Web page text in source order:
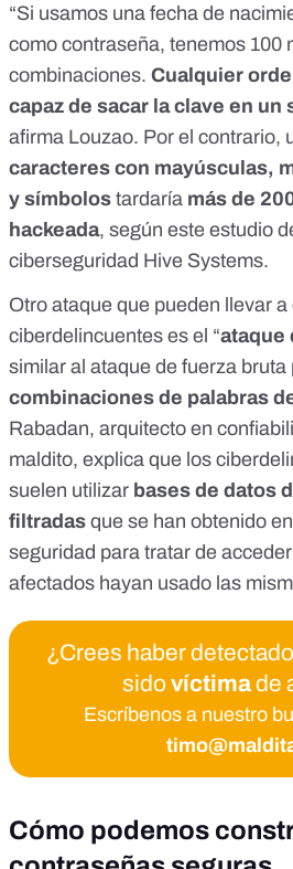
“Si usamos una fecha de
como contraseña, tenemos 100
combinaciones. Cualquier
capaz de sacar la clave en un
afirma Louzao. Por el contrario,
caracteres con mayúsculas,
y símbolos tardaría más de
hackeada, según este estudio
ciberseguridad Hive Systems.
Otro ataque que pueden llevar a
ciberdelincuentes es el “ataque
similar al ataque de fuerza
combinaciones de palabras
Rabadan, arquitecto en
maldito, explica que los
suelen utilizar bases de datos
filtradas que se han obtenido
seguridad para tratar de
afectados hayan usado las
¿Crees haber
sidovíctimade
Escríbenos a nuestro
Cómo podemos